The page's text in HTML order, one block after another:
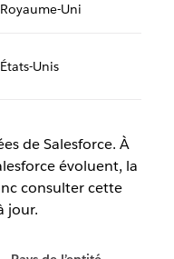
Royaume-Uni
États-Unis
de Salesforce. À
évoluent, la
consulter cette
jour.